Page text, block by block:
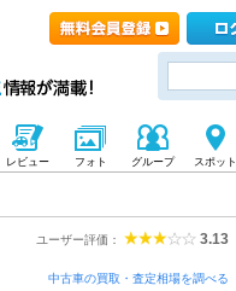
レビュー フォト グループ スポット
ユーザー評価： 3.13
中古車の買取・査定相場を調べる